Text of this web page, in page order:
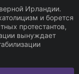
Ирландии.
и борется
протестантов,
вынуждает